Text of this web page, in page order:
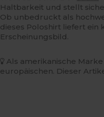
Haltbarkeit und stellt
Ob unbedruckt als
dieses Poloshirt liefert ein
Erscheinungsbild.
Als amerikanische
europäischen. Dieser